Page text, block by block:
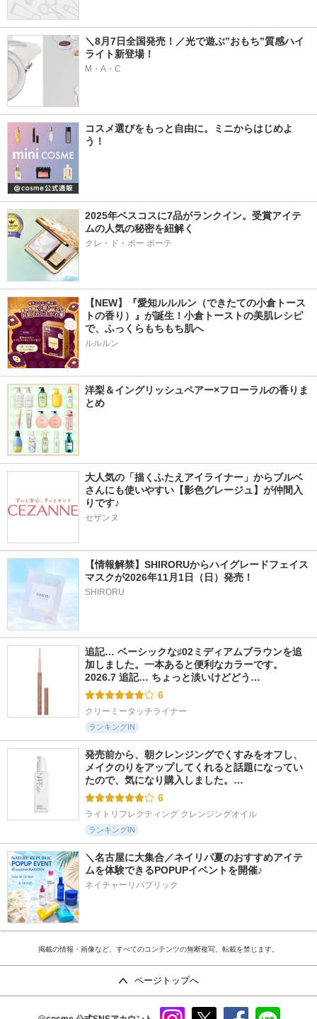
＼8月7日全国発売！／光で遊ぶ”おもち”質感ハイ
ライト新登場！
M・A・C
コスメ選びをもっと自由に。ミニからはじめよ
う！
2025年ベスコスに7品がランクイン。受賞アイテ
ムの人気の秘密を紐解く
クレ・ド・ポー ボーテ
【NEW】『愛知ルルルン（できたての小倉トース
トの香り）』が誕生！小倉トーストの美肌レシピ
で、ふっくらもちもち肌へ
ルルルン
洋梨＆イングリッシュペアー×フローラルの香りま
とめ
大人気の「描くふたえアイライナー」からブルベ
さんにも使いやすい【影色グレージュ】が仲間入
りです♪
セザンヌ
【情報解禁】SHIRORUからハイグレードフェイス
マスクが2026年11月1日（日）発売！
SHIRORU
追記… ベーシックな♯02ミディアムブラウンを追
加しました。一本あると便利なカラーです。
2026.7 追記… ちょっと淡いけどどう…
6
クリーミータッチライナー
ランキングIN
発売前から、朝クレンジングでくすみをオフし、
メイクのりをアップしてくれると話題になってい
たので、気になり購入しました。…
6
ライトリフレクティング クレンジングオイル
ランキングIN
＼名古屋に大集合／ネイリパ夏のおすすめアイテ
ムを体験できるPOPUPイベントを開催♪
ネイチャーリパブリック
掲載の情報・画像など、すべてのコンテンツの無断複写、転載を禁じます。
ページトップへ